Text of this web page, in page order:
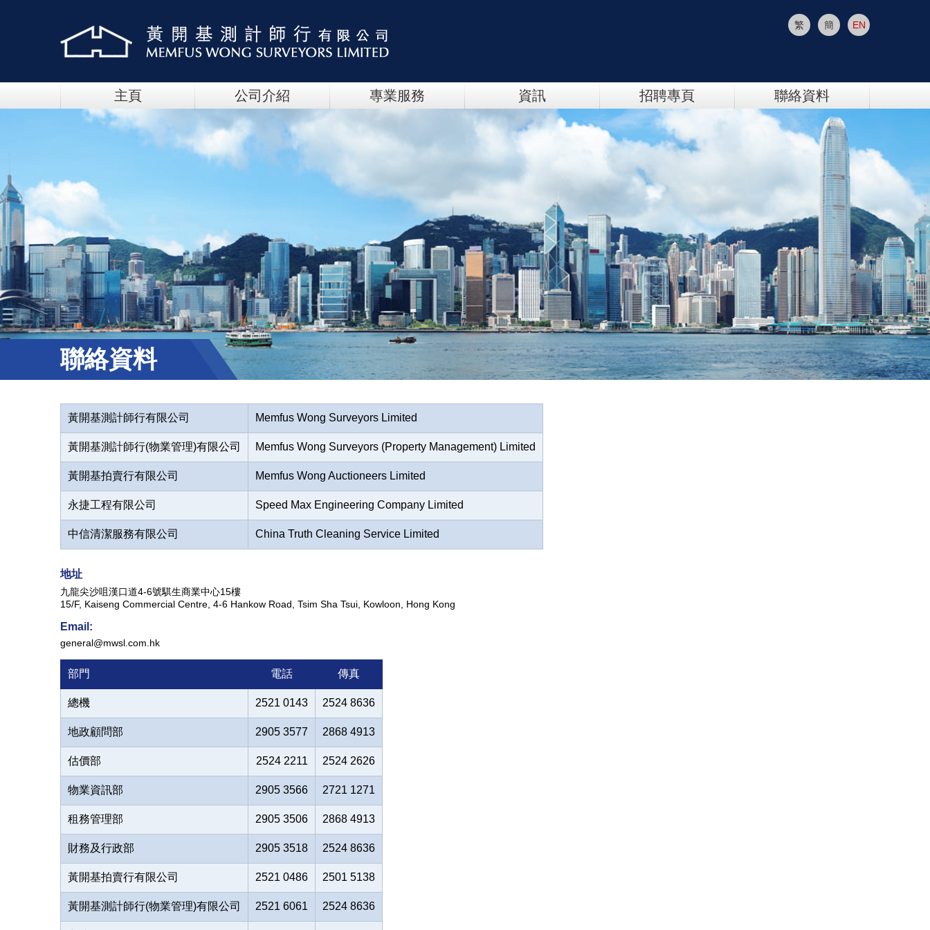
繁 簡 EN
主頁 公司介紹 專業服務 資訊 招聘專頁 聯絡資料
聯絡資料
黃開基測計師行有限公司 Memfus Wong Surveyors Limited
黃開基測計師行(物業管理)有限公司 Memfus Wong Surveyors (Property Management) Limited
黃開基拍賣行有限公司 Memfus Wong Auctioneers Limited
永捷工程有限公司 Speed Max Engineering Company Limited
中信清潔服務有限公司 China Truth Cleaning Service Limited
地址
九龍尖沙咀漢口道4-6號騏生商業中心15樓
15/F, Kaiseng Commercial Centre, 4-6 Hankow Road, Tsim Sha Tsui, Kowloon, Hong Kong
Email:
general@mwsl.com.hk
部門 電話 傳真
總機 2521 0143 2524 8636
地政顧問部 2905 3577 2868 4913
估價部 2524 2211 2524 2626
物業資訊部 2905 3566 2721 1271
租務管理部 2905 3506 2868 4913
財務及行政部 2905 3518 2524 8636
黃開基拍賣行有限公司 2521 0486 2501 5138
黃開基測計師行(物業管理)有限公司 2521 6061 2524 8636